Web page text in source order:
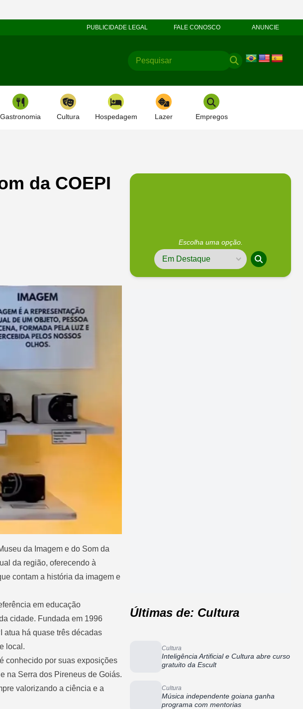
PUBLICIDADE LEGAL FALE CONOSCO ANUNCIE
Gastronomia Cultura Hospedagem Lazer Empregos
da COEPI
da Imagem e do Som da
da região, oferecendo à
contam a história da imagem e
em educação
cidade. Fundada em 1996
atua há quase três décadas
local.
conhecido por suas exposições
na Serra dos Pireneus de Goiás.
valorizando a ciência e a
Escolha uma opção.
Últimas de: Cultura
Cultura
Inteligência Artificial e Cultura abre curso
gratuito da Escult
Cultura
Música independente goiana ganha
programa com mentorias